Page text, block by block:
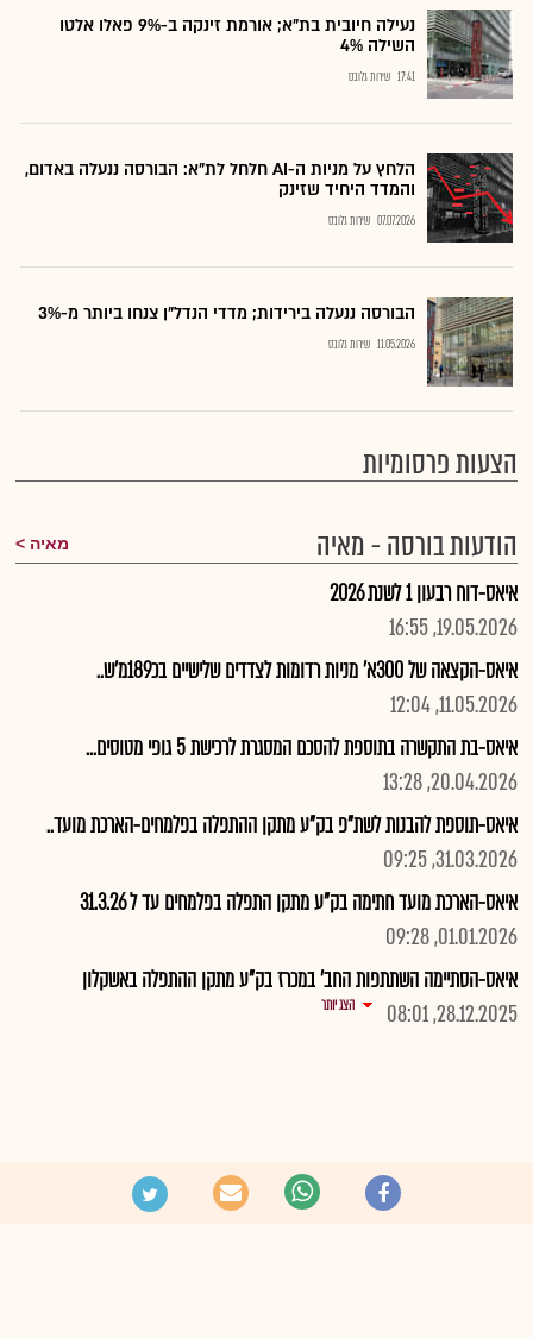
נעילה חיובית בת"א; אורמת זינקה ב-9% פאלו אלטו
השילה 4%
17:41 שירות גלובס
הלחץ על מניות ה-AI חלחל לת"א: הבורסה ננעלה באדום,
והמדד היחיד שזינק
07.07.2026 שירות גלובס
הבורסה ננעלה בירידות; מדדי הנדל"ן צנחו ביותר מ-3%
11.05.2026 שירות גלובס
הצעות פרסומיות
הודעות בורסה - מאיה
מאיה
איאס-דוח רבעון 1 לשנת 2026
19.05.2026, 16:55
איאס-הקצאה של 300א' מניות רדומות לצדדים שלישיים בכ189מ'ש..
11.05.2026, 12:04
איאס-בת התקשרה בתוספת להסכם המסגרת לרכישת 5 גופי מטוסים...
20.04.2026, 13:28
איאס-תוספת להבנות לשת"פ בק"ע מתקן ההתפלה בפלמחים-הארכת מועד..
31.03.2026, 09:25
איאס-הארכת מועד חתימה בק"ע מתקן התפלה בפלמחים עד ל 31.3.26
01.01.2026, 09:28
איאס-הסתיימה השתתפות החב' במכרז בק"ע מתקן ההתפלה באשקלון
28.12.2025, 08:01
הצג יותר